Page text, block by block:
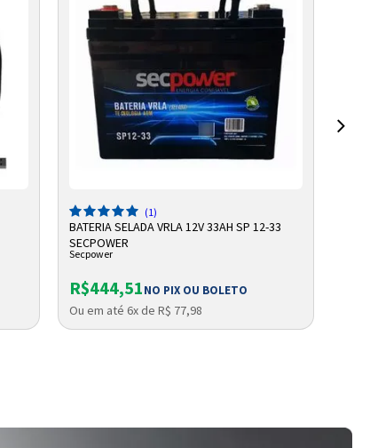
ADICIONAR A SACOLA
(1)
BATERIA SELADA VRLA 12V 33AH SP 12-33
SECPOWER
Secpower
R$444,51NO PIX OU BOLETO
Ou em até 6x de R$ 77,98